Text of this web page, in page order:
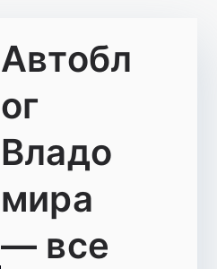
Автобл
ог
Владо
мира
— все